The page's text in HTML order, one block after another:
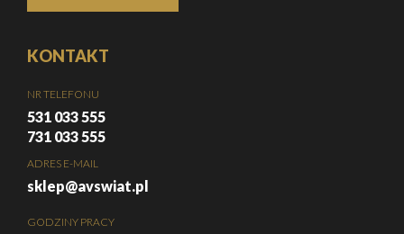
KONTAKT
NR TELEFONU
531 033 555
731 033 555
ADRES E-MAIL
sklep@avswiat.pl
GODZINY PRACY